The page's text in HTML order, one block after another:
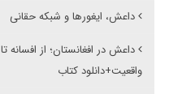
داعش، ایغورها و شبکه حقانی
داعش در افغانستان؛ از افسانه تا
واقعیت+دانلود کتاب